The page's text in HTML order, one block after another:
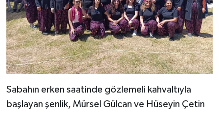
Sabahın erken saatinde gözlemeli kahvaltıyla
başlayan şenlik, Mürsel Gülcan ve Hüseyin Çetin